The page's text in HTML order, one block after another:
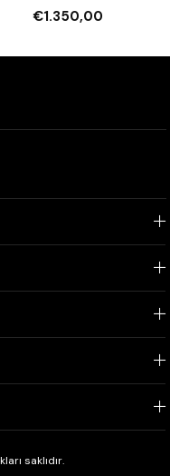
€1.350,00
saklıdır.